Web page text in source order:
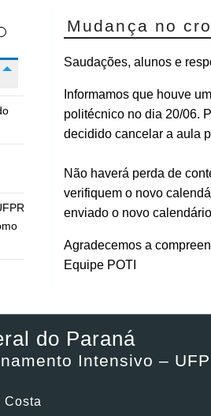
Mudança no
Saudações, alunos e
Informamos que houve
politécnico no dia 20/06.
decidido cancelar a aula
Não haverá perda de
verifiquem o novo
enviado o novo
Agradecemos a
Equipe POTI
do Paraná
Intensivo –
Costa